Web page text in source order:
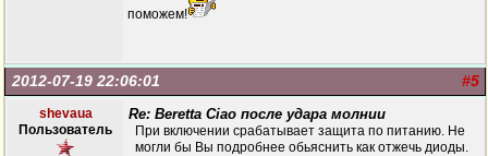
поможем!
#5
2012-07-19 22:06:01
shevaua
Пользователь
Re: Beretta Ciao после удара молнии
При включении срабатывает защита по питанию. Не
могли бы Вы подробнее обьяснить как отжечь диоды.